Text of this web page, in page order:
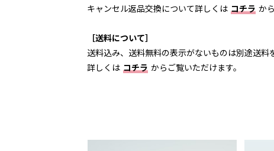
キャンセル返品交換について詳しくは コチラ か
［送料について］
送料込み、送料無料の表示がないものは別途送料
詳しくは コチラ からご覧いただけます。